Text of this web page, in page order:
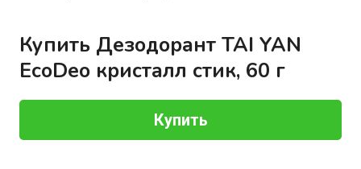
Купить Дезодорант TAI YAN
EcoDeo кристалл стик, 60 г
Купить